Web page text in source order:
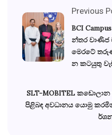
Previous
BCI
න්තර වාණිජ
මෙරටේ
න කටයුතු
SLT-MOBITEL කඩොලාන
පිළිබඳ අවධානය යොමු